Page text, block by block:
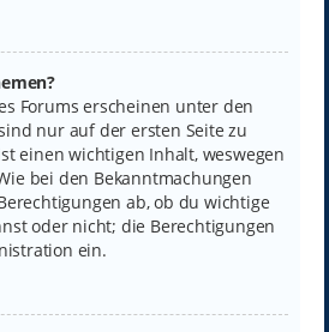
Forums erscheinen unter den
nur auf der ersten Seite zu
einen wichtigen Inhalt, weswegen
bei den Bekanntmachungen
ab, ob du wichtige
oder nicht; die Berechtigungen
ein.